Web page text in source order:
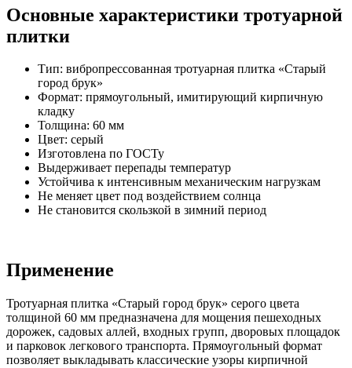
Основные характеристики тротуарной
плитки
Тип: вибропрессованная тротуарная плитка «Старый
город брук»
Формат: прямоугольный, имитирующий кирпичную
кладку
Толщина: 60 мм
Цвет: серый
Изготовлена по ГОСТу
Выдерживает перепады температур
Устойчива к интенсивным механическим нагрузкам
Не меняет цвет под воздействием солнца
Не становится скользкой в зимний период
Применение
Тротуарная плитка «Старый город брук» серого цвета
толщиной 60 мм предназначена для мощения пешеходных
дорожек, садовых аллей, входных групп, дворовых площадок
и парковок легкового транспорта. Прямоугольный формат
позволяет выкладывать классические узоры кирпичной